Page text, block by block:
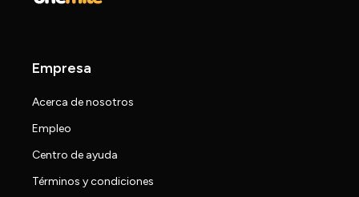
Empresa
Acerca de nosotros
Empleo
Centro de ayuda
Términos y condiciones